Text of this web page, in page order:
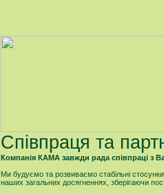
Співпраця та
Компанія КАМА завжди рада співпраці з
Ми будуємо та розвиваємо стабільні
наших загальних досягненнях, зберігаючи